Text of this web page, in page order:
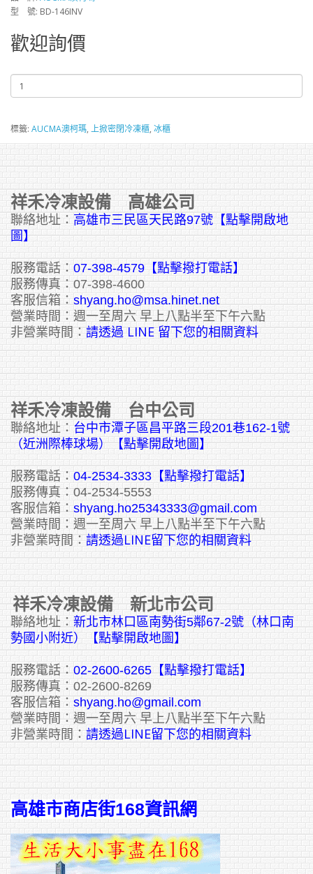
型 號: BD-146INV
歡迎詢價
標籤: AUCMA澳柯瑪, 上掀密閉冷凍櫃, 冰櫃
祥禾冷凍設備 高雄公司
聯絡地址： 高雄市三民區天民路97號【點擊開啟地
圖】
服務電話： 07-398-4579【點擊撥打電話】
服務傳真：07-398-4600
客服信箱： shyang.ho@msa.hinet.net
營業時間：週一至周六 早上八點半至下午六點
非營業時間： 請透過 LINE 留下您的相關資料
祥禾冷凍設備 台中公司
聯絡地址： 台中市潭子區昌平路三段201巷162-1號
（近洲際棒球場）【點擊開啟地圖】
服務電話： 04-2534-3333 【點擊撥打電話】
服務傳真：04-2534-5553
客服信箱： shyang.ho25343333@gmail.com
營業時間：週一至周六 早上八點半至下午六點
非營業時間： 請透過LINE留下您的相關資料
祥禾冷凍設備 新北市公司
聯絡地址： 新北市林口區南勢街5鄰67-2號（林口南
勢國小附近）【點擊開啟地圖】
服務電話： 02-2600-6265 【點擊撥打電話】
服務傳真：02-2600-8269
客服信箱： shyang.ho@gmail.com
營業時間：週一至周六 早上八點半至下午六點
非營業時間： 請透過LINE留下您的相關資料
高雄市商店街168資訊網